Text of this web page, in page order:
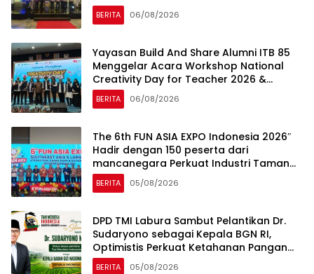
Jakarta
BERITA 06/08/2026
Yayasan Build And Share Alumni ITB 85
Menggelar Acara Workshop National
Creativity Day for Teacher 2026 &
Dibuka Resmi Pramono Anung (Gubernur
DKI Jakarta)
BERITA 06/08/2026
The 6th FUN ASIA EXPO Indonesia 2026″
Hadir dengan 150 peserta dari
mancanegara Perkuat Industri Taman
Rekreasi dan Ekosistem Pariwisata di
Tanah Air
BERITA 05/08/2026
DPD TMI Labura Sambut Pelantikan Dr.
Sudaryono sebagai Kepala BGN RI,
Optimistis Perkuat Ketahanan Pangan
dan Gizi Nasional
BERITA 05/08/2026